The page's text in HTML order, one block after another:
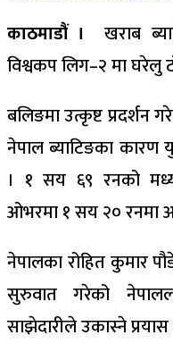
काठमाडौं । खराब
विश्वकप लिग–२ मा
बलिङमा उत्कृष्ट प्रदर्शन
नेपाल ब्याटिङका कारण
। १ सय ६९ रनको
ओभरमा १ सय २० रनमा
नेपालका रोहित कुमार
सुरुवात गरेको
साझेदारीले उकास्ने